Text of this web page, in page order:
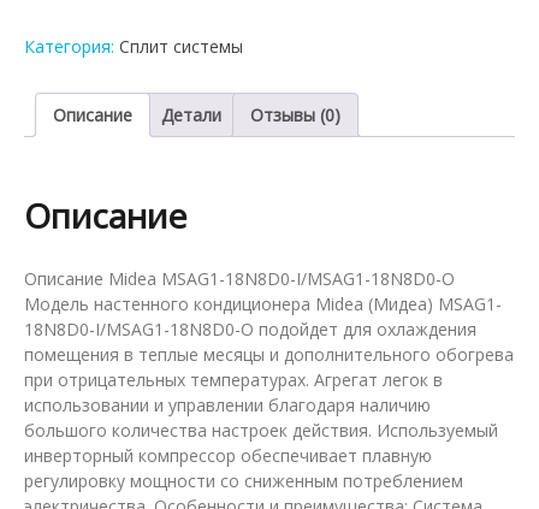
Midea
18N8D0-
I/MSAG1-
Категория: Сплит системы
Описание Детали Отзывы (0)
Описание
Описание Midea MSAG1-18N8D0-I/MSAG1-18N8D0-O
Модель настенного кондиционера Midea (Мидеа) MSAG1-
18N8D0-I/MSAG1-18N8D0-O подойдет для охлаждения
помещения в теплые месяцы и дополнительного обогрева
при отрицательных температурах. Агрегат легок в
использовании и управлении благодаря наличию
большого количества настроек действия. Используемый
инверторный компрессор обеспечивает плавную
регулировку мощности со сниженным потреблением